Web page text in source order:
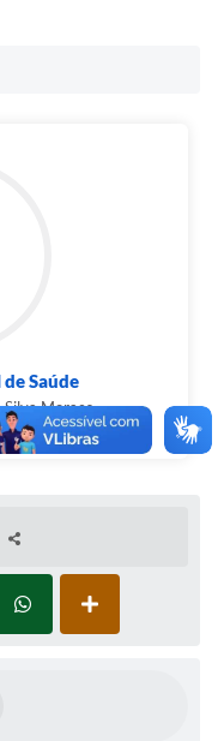
Saúde
Silva Moraes